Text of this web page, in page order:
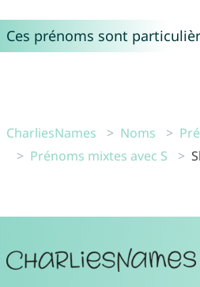
Ces prénoms sont
CharliesNames Noms
Prénoms mixtes avec S